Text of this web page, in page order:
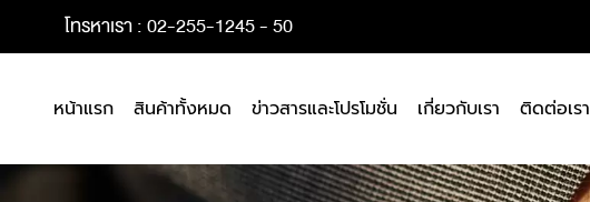
โทรหาเรา : 02-255-1245 - 50
หน้าแรก สินค้าทั้งหมด ข่าวสารและโปรโมชั่น เกี่ยวกับเรา ติดต่อเรา